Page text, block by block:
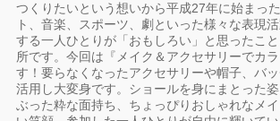
つくりたいという想いから平成27年に始まっ
ト、音楽、スポーツ、劇といった様々な表現
する一人ひとりが「おもしろい」と思ったこ
所です。今回は『メイク＆アクセサリーでカ
す！要らなくなったアクセサリーや帽子、バ
活用し大変身です。ショールを身にまとった
ぶった粋な面持ち、ちょっぴりおしゃれなメ